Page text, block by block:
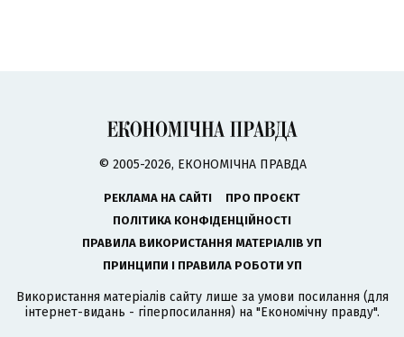
© 2005-2026, ЕКОНОМІЧНА ПРАВДА
РЕКЛАМА НА САЙТІ
ПРО ПРОЄКТ
ПОЛІТИКА КОНФІДЕНЦІЙНОСТІ
ПРАВИЛА ВИКОРИСТАННЯ МАТЕРІАЛІВ УП
ПРИНЦИПИ І ПРАВИЛА РОБОТИ УП
Використання матеріалів сайту лише за умови посилання (для
інтернет-видань - гіперпосилання) на "Економічну правду".